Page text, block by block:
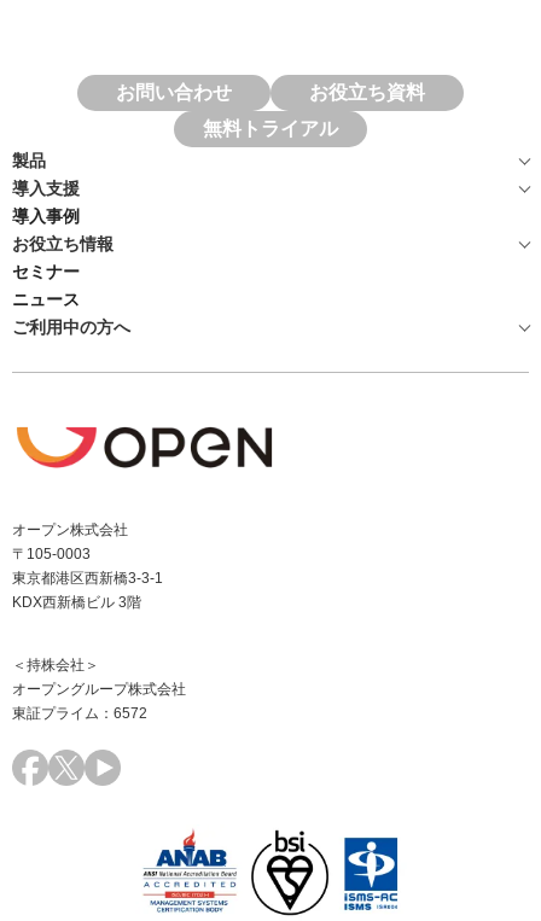
お問い合わせ
お役立ち資料
無料トライアル
製品
導入支援
導入事例
お役立ち情報
セミナー
ニュース
ご利用中の方へ
オープン株式会社
〒105-0003
東京都港区西新橋3-3-1
KDX西新橋ビル 3階
＜持株会社＞
オープングループ株式会社
東証プライム：6572